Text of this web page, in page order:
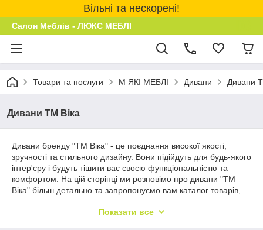
Вільні та нескорені!
Салон Меблів - ЛЮКС МЕБЛІ
Товари та послуги М ЯКІ МЕБЛІ Дивани Дивани
Дивани ТМ Віка
Дивани бренду "ТМ Віка" - це поєднання високої якості,
зручності та стильного дизайну. Вони підійдуть для будь-якого
інтер'єру і будуть тішити вас своєю функціональністю та
комфортом. На цій сторінці ми розповімо про дивани "ТМ
Віка" більш детально та запропонуємо вам каталог товарів,
доставкою по Тернополі та всій Україні.
Показати все